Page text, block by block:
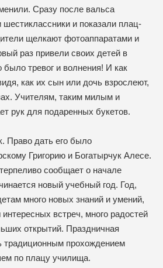
Сразу после вальса
и показали плац-
щелкают фотоаппаратами и
раз привели своих детей в
было тревог и волнения! И как
как их сын или дочь взрослеют,
Учителям, таким милым и
рук для подаренных букетов.
Право дать его было
Григорию и Богатырчук Алесе.
сообщает о начале
новый учебный год. Год,
много новых знаний и умений,
встреч, много радостей
открытий. Праздничная
традиционным прохождением
по плацу училища.